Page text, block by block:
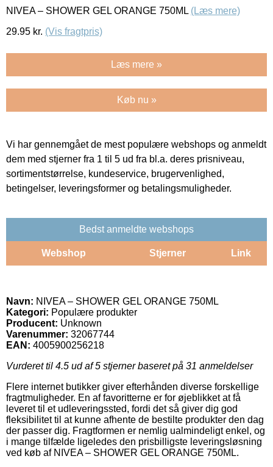
NIVEA – SHOWER GEL ORANGE 750ML (Læs mere)
29.95 kr. (Vis fragtpris)
Læs mere »
Køb nu »
Vi har gennemgået de mest populære webshops og anmeldt
dem med stjerner fra 1 til 5 ud fra bl.a. deres prisniveau,
sortimentstørrelse, kundeservice, brugervenlighed,
betingelser, leveringsformer og betalingsmuligheder.
Bedst anmeldte webshops
Webshop Stjerner Link
Navn: NIVEA – SHOWER GEL ORANGE 750ML
Kategori: Populære produkter
Producent: Unknown
Varenummer: 32067744
EAN: 4005900256218
Vurderet til 4.5 ud af 5 stjerner baseret på 31 anmeldelser
Flere internet butikker giver efterhånden diverse forskellige
fragtmuligheder. En af favoritterne er for øjeblikket at få
leveret til et udleveringssted, fordi det så giver dig god
fleksibilitet til at kunne afhente de bestilte produkter den dag
der passer dig. Fragtformen er nemlig ualmindeligt enkel, og
i mange tilfælde ligeledes den prisbilligste leveringsløsning
ved køb af NIVEA – SHOWER GEL ORANGE 750ML.